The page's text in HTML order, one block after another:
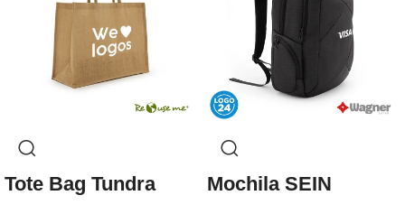
Tote Bag Tundra Mochila SEIN